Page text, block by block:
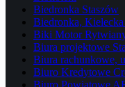
Biedronka Staszów
Biedronka, Kielecka
Biki Motor
Biura projektowe
Biura rachunkowe,
Biuro Kredytowe
Biuro Powiatowe